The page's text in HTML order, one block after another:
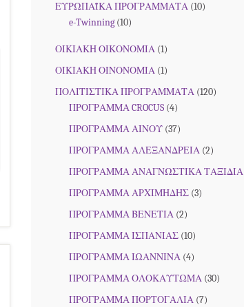
ΕΥΡΩΠΑΪΚΑ ΠΡΟΓΡΑΜΜΑΤΑ (10)
e-Twinning (10)
ΟΙΚΙΑΚΗ ΟΙΚΟΝΟΜΙΑ (1)
ΟΙΚΙΑΚΗ ΟΙΝΟΝΟΜΙΑ (1)
ΠΟΛΙΤΙΣΤΙΚΑ ΠΡΟΓΡΑΜΜΑΤΑ (120)
ΠΡΟΓΡΑΜΜΑ CROCUS (4)
ΠΡΟΓΡΑΜΜΑ ΑΙΝΟΥ (37)
ΠΡΟΓΡΑΜΜΑ ΑΛΕΞΑΝΔΡΕΙΑ (2)
ΠΡΟΓΡΑΜΜΑ ΑΝΑΓΝΩΣΤΙΚΑ ΤΑΞΙΔΙΑ
ΠΡΟΓΡΑΜΜΑ ΑΡΧΙΜΗΔΗΣ (3)
ΠΡΟΓΡΑΜΜΑ ΒΕΝΕΤΙΑ (2)
ΠΡΟΓΡΑΜΜΑ ΙΣΠΑΝΙΑΣ (10)
ΠΡΟΓΡΑΜΜΑ ΙΩΑΝΝΙΝΑ (4)
ΠΡΟΓΡΑΜΜΑ ΟΛΟΚΑΥΤΩΜΑ (30)
ΠΡΟΓΡΑΜΜΑ ΠΟΡΤΟΓΑΛΙΑ (7)